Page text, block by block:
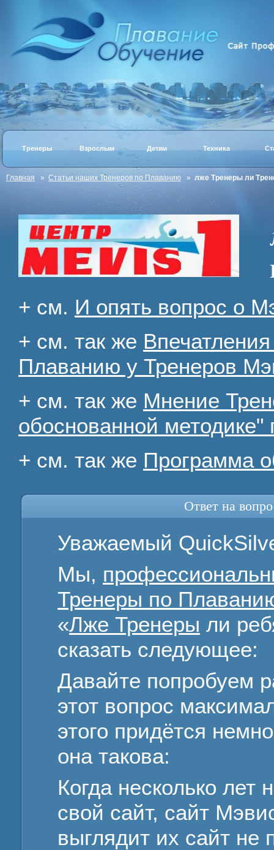
+ см. И опять вопрос о
+ см. так же
Плаванию у Тренеров
+ см. так же Мнение
обоснованной
+ см. так же Программа
Ответ на
Уважаемый
Мы,
Тренеры по
«Лже Тренеры ли
сказать следующее:
Давайте попробуем
этот вопрос
этого придётся
она такова:
Когда несколько лет
свой сайт, сайт
выглядит их сайт не
Тренеры Взрослым Детям Техника
Главная » Статьи наших Тренеров по Плаванию » лже Тренеры ли